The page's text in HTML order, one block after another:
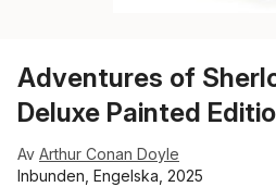
Adventures of
Deluxe Painted
Av Arthur Conan Doyle
Inbunden, Engelska, 2025